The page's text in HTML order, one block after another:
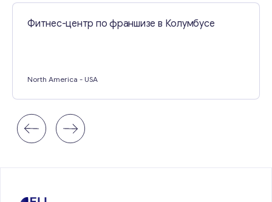
Фитнес-центр по франшизе в Колумбусе
North America - USA